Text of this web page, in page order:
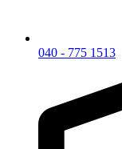
040 - 775 1513